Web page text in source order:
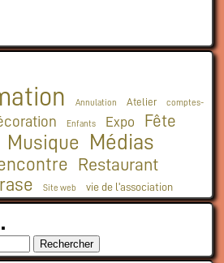
Annulation Atelier comptes-
Enfants Expo Fête
Musique Médias
Restaurant
Site web vie de l'association